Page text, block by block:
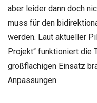
aber leider dann doch
muss für den
werden. Laut aktueller
Projekt“ funktioniert die
großflächigen Einsatz
Anpassungen.